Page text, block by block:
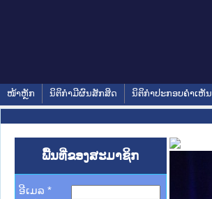
ໜ້າຫຼັກ ນິຕິກໍາມີຜົນສັກສິດ ນິຕິກໍາປະກອບຄໍາເຫັນ
ພື້ນທີ່ຂອງສະມາຊິກ
ອີເມລ *